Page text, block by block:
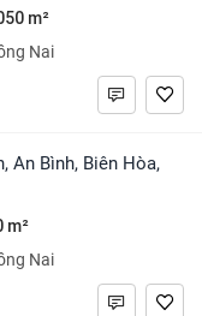
m²
Nai
m²
Nai